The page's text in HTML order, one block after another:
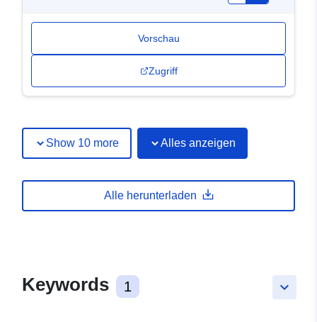
Vorschau
Zugriff
Show 10 more Alles anzeigen
Alle herunterladen
keyboard_arrow_down
Keywords 1